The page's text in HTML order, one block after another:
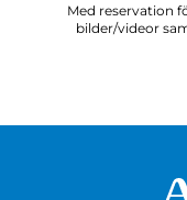
Med reservation
bilder/videor